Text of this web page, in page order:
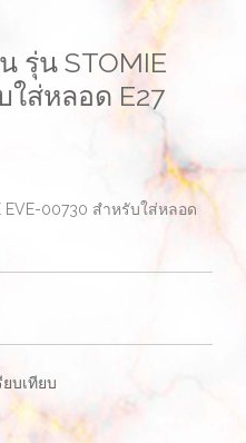
รุ่น STOMIE
ใส่หลอด E27
00730 สำหรับใส่หลอด
ยบเทียบ